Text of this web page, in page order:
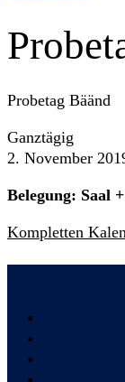
Probetag Bäänd
Ganztägig
2. November
Belegung: Saal
Kompletten